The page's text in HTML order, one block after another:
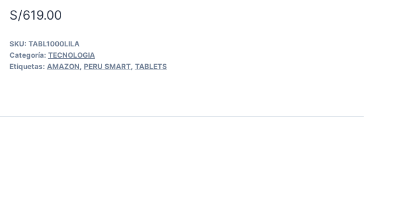
S/619.00
SKU: TABL1000LILA
Categoría: TECNOLOGIA
Etiquetas: AMAZON PERU SMART, TABLETS